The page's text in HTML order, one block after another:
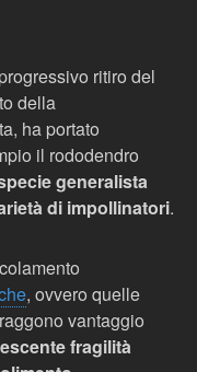
ritiro del
della
ha portato
il rododendro
generalista
di impollinatori.
, ovvero quelle
vantaggio
fragilità